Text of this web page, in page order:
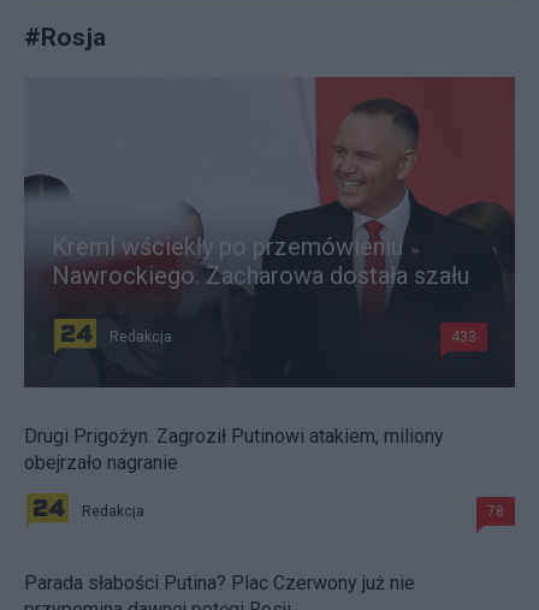
#Rosja
Kreml wściekły po przemówieniu
Nawrockiego. Zacharowa dostała szału
Redakcja 433
Drugi Prigożyn. Zagroził Putinowi atakiem, miliony
obejrzało nagranie
Redakcja 78
Parada słabości Putina? Plac Czerwony już nie